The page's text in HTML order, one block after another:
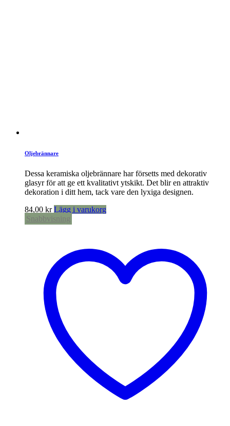
Oljebrännare
Dessa keramiska oljebrännare har försetts med dekorativ
glasyr för att ge ett kvalitativt ytskikt. Det blir en attraktiv
dekoration i ditt hem, tack vare den lyxiga designen.
84,00 kr Lägg i varukorg
Snabbvisning